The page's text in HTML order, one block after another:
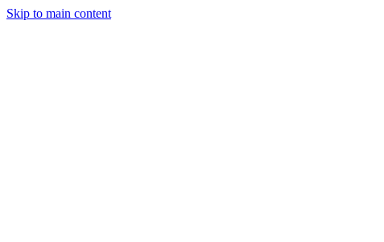
Skip to main content